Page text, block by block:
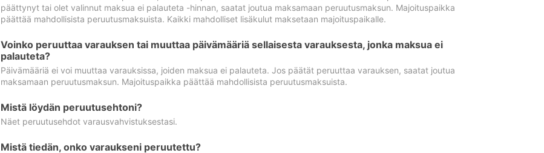
päättynyt tai olet valinnut maksua ei palauteta -hinnan, saatat joutua maksamaan peruutusmaksun. Majoituspaikka
päättää mahdollisista peruutusmaksuista. Kaikki mahdolliset lisäkulut maksetaan majoituspaikalle.
Voinko peruuttaa varauksen tai muuttaa päivämääriä sellaisesta varauksesta, jonka maksua ei
palauteta?
Päivämääriä ei voi muuttaa varauksissa, joiden maksua ei palauteta. Jos päätät peruuttaa varauksen, saatat joutua
maksamaan peruutusmaksun. Majoituspaikka päättää mahdollisista peruutusmaksuista.
Mistä löydän peruutusehtoni?
Näet peruutusehdot varausvahvistuksestasi.
Mistä tiedän, onko varaukseni peruutettu?